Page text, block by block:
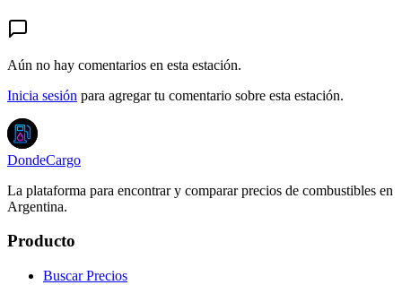
Aún no hay comentarios en esta estación.
Inicia sesión para agregar tu comentario sobre esta estación.
DondeCargo
La plataforma para encontrar y comparar precios de combustibles en
Argentina.
Producto
Buscar Precios